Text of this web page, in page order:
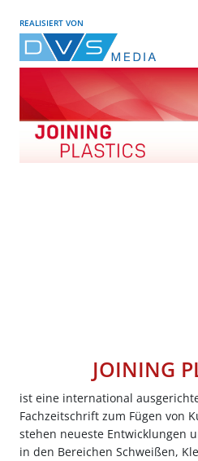
REALISIERT VON
JOINING
ist eine international
Fachzeitschrift zum Fügen von
stehen neueste Entwicklungen
in den Bereichen Schweißen,